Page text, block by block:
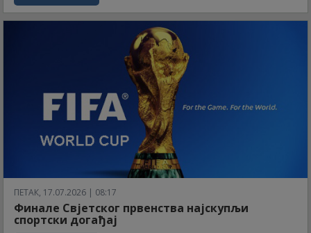
ПЕТАК, 17.07.2026 | 08:17
Финале Свјетског првенства најскупљи
спортски догађај